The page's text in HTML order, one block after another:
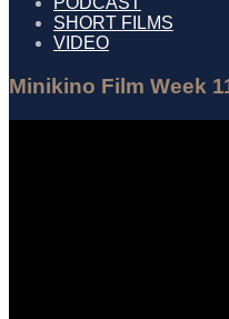
SHORT FILMS
VIDEO
Minikino Film Week